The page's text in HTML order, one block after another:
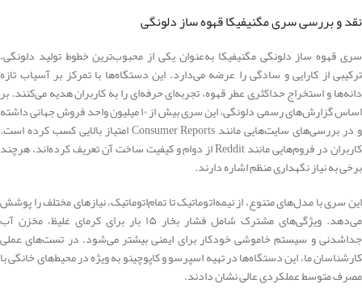
نقد و بررسی سری مگنیفیکا قهوه ساز دلونگی
سری قهوه ساز دلونگی مگنیفیکا به‌عنوان یکی از محبوب‌ترین خطوط تولید دلونگی،
ترکیبی از کارایی و سادگی را عرضه می‌دارد. این دستگاه‌ها با تمرکز بر آسیاب تازه
دانه‌ها و استخراج حداکثری عطر قهوه، تجربه‌ای حرفه‌ای را به کاربران هدیه می‌کنند. بر
اساس گزارش‌های رسمی دلونگی، این سری بیش از ۱۰ میلیون واحد فروش جهانی داشته
و در بررسی‌های سایت‌هایی مانند Consumer Reports امتیاز بالایی کسب کرده است.
کاربران در فروم‌هایی مانند Reddit از دوام و کیفیت ساخت آن تعریف کرده‌اند، هرچند
برخی به نیاز نگهداری منظم اشاره دارند.
این سری با مدل‌های متنوع، از نیمه‌اتوماتیک تا تمام‌اتوماتیک، نیازهای مختلف را پوشش
می‌دهد. ویژگی‌های مشترک شامل فشار بخار ۱۵ بار برای کرمای غلیظ، مخزن آب
جداشدنی و سیستم خاموشی خودکار برای ایمنی بیشتر می‌شود. در تست‌های عملی
کارشناسان ما، این دستگاه‌ها در تهیه اسپرسو و کاپوچینو به ویژه در محیط‌های خانگی با
مصرف متوسط عملکردی عالی نشان دادند.